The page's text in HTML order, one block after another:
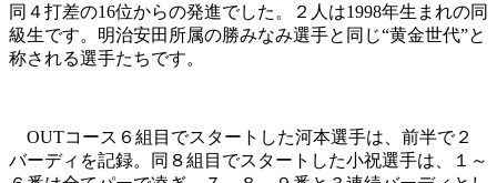
同４打差の16位からの発進でした。２人は1998年生まれの同
級生です。明治安田所属の勝みなみ選手と同じ“黄金世代”と
称される選手たちです。
OUTコース６組目でスタートした河本選手は、前半で２
バーディを記録。同８組目でスタートした小祝選手は、１～